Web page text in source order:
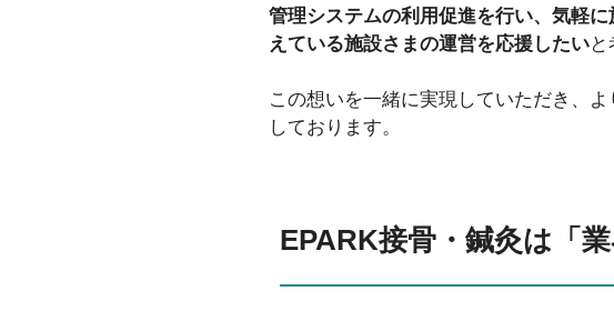
管理システムの利用促進を行い、気軽
えている施設さまの運営を応援したいと
この想いを一緒に実現していただき、
しております。
EPARK接骨・鍼灸は「